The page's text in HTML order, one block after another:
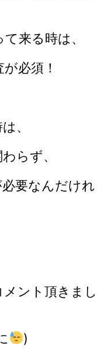
来る時は、
必須！
、
らず、
要なんだけれ
ント頂きまし
)